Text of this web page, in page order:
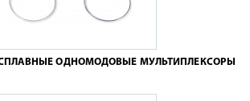
- СПЛАВНЫЕ ОДНОМОДОВЫЕ МУЛЬТИПЛЕКСОРЫ